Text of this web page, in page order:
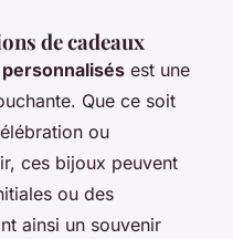
de cadeaux
est une
Que ce soit
ou
ces bijoux peuvent
ou des
ainsi un souvenir